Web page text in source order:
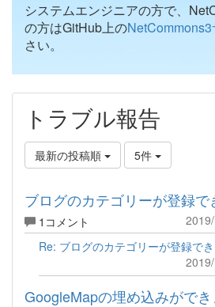
システムエンジニアの方で、
の方はGitHub上のNetCommons3
さい。
トラブル報告
最新の投稿順 5件
ブログのカテゴリーが登録で
1コメント
Re: ブログのカテゴリーが登録でき
GoogleMapの埋め込みができ